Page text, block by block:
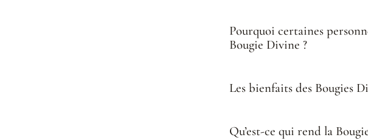
Pourquoi certaines
Bougie Divine ?
Les bienfaits des Bougies
Qu’est-ce qui rend la